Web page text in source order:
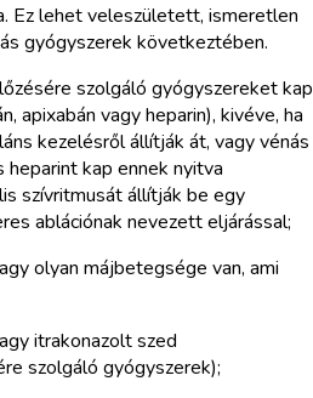
Ez lehet veleszületett, ismeretlen
gyógyszerek következtében.
szolgáló gyógyszereket kap
apixabán vagy heparin), kivéve, ha
kezelésről állítják át, vagy vénás
heparint kap ennek nyitva
szívritmusát állítják be egy
ablációnak nevezett eljárással;
olyan májbetegsége van, ami
itrakonazolt szed
szolgáló gyógyszerek);